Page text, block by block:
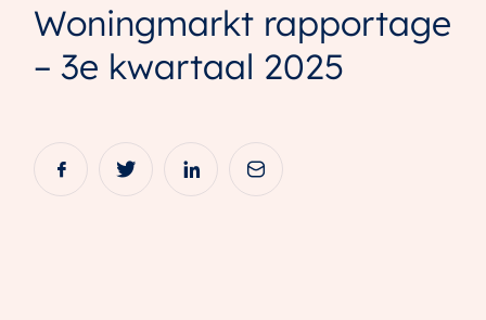
Woningmarkt rapportage
– 3e kwartaal 2025